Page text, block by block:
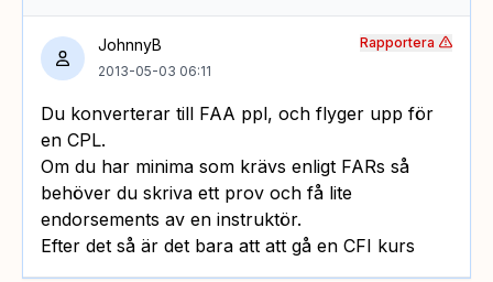
JohnnyB
2013-05-03 06:11
Du konverterar till FAA ppl, och flyger upp för
en CPL.
Om du har minima som krävs enligt FARs så
behöver du skriva ett prov och få lite
endorsements av en instruktör.
Efter det så är det bara att att gå en CFI kurs
Rapportera